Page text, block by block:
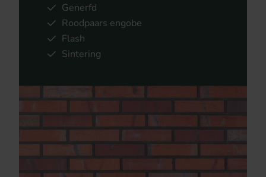
Generfd
Roodpaars engobe
Flash
Sintering